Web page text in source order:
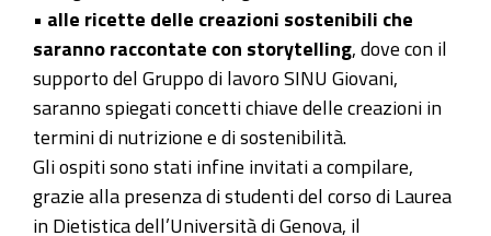
• alle ricette delle creazioni sostenibili che
saranno raccontate con storytelling , dove con il
supporto del Gruppo di lavoro SINU Giovani,
saranno spiegati concetti chiave delle creazioni in
termini di nutrizione e di sostenibilità.
Gli ospiti sono stati infine invitati a compilare,
grazie alla presenza di studenti del corso di Laurea
in Dietistica dell’Università di Genova, il